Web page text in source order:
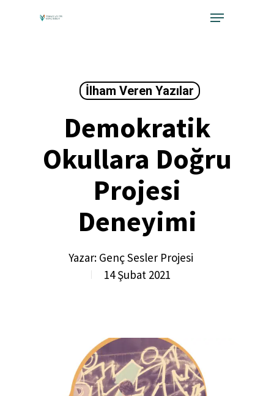
Menu
İlham Veren Yazılar
Demokratik
Okullara Doğru
Projesi
Deneyimi
Yazar: Genç Sesler Projesi
14 Şubat 2021